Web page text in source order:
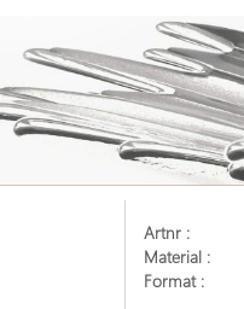
Artnr :
Material :
Format :